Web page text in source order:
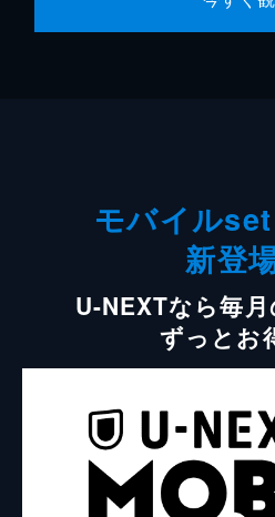
モバイル
新登
U-NEXTなら毎
ずっとお